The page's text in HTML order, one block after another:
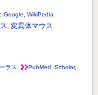
, Google WikiPedia
, 変異体マウス
ラス PubMed Scholar,